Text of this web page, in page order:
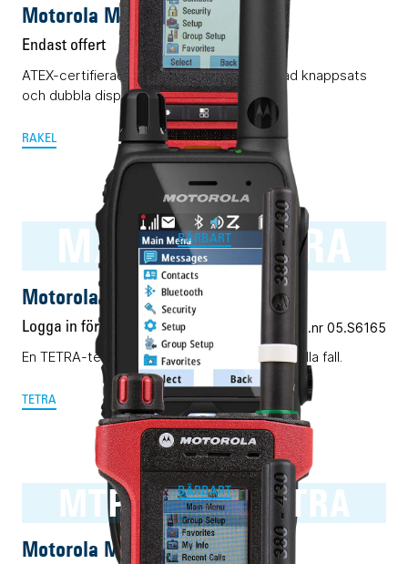
Motorola MTP8500Ex RAKEL
Endast offert
ATEX-certifierad Rakelmobil med begränsad knappsats
och dubbla displayer.
RAKEL
MXP600 TETRA
BÄRBART
Motorola MXP600 TETRA
Logga in för pris Vårt art.nr 05.S6165
En TETRA-terminal för alla ändamål. Nästan i alla fall.
TETRA
MTP8550Ex TETRA
BÄRBART
Motorola MTP8550Ex TETRA